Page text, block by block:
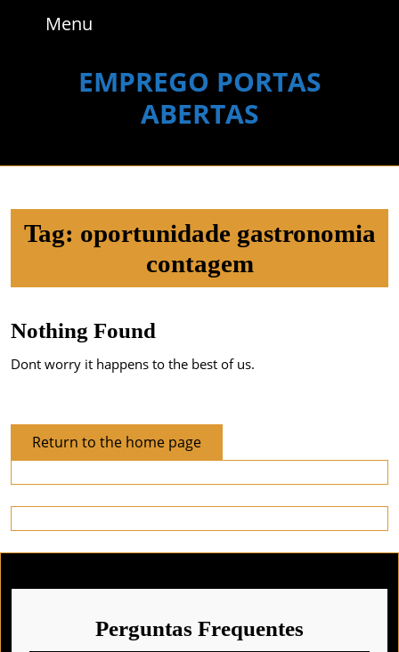
Menu
EMPREGO PORTAS
ABERTAS
Tag: oportunidade gastronomia
contagem
Nothing Found
Dont worry it happens to the best of us.
Return to the home pageReturn
to
the
home
page
Perguntas Frequentes